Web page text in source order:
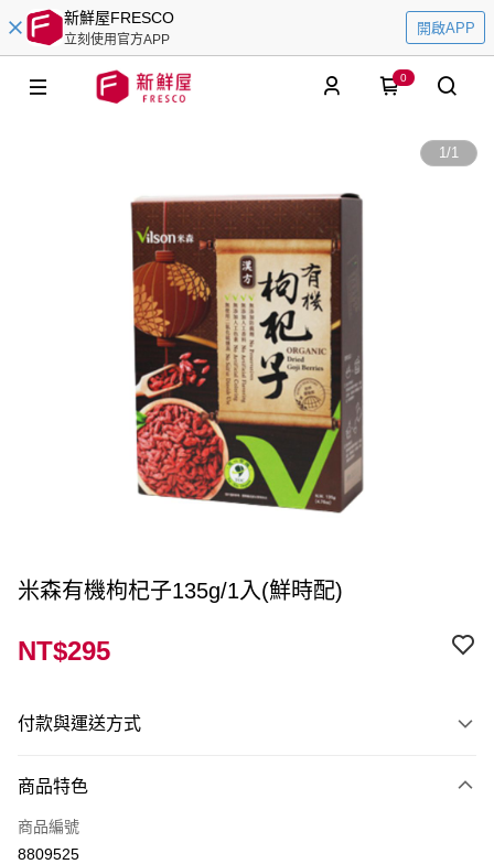
新鮮屋FRESCO
立刻使用官方APP
開啟APP
0
1/1
米森有機枸杞子135g/1入(鮮時配)
NT$295
付款與運送方式
信用卡一次付款
LINE Pay
商品特色
商品編號
8809525